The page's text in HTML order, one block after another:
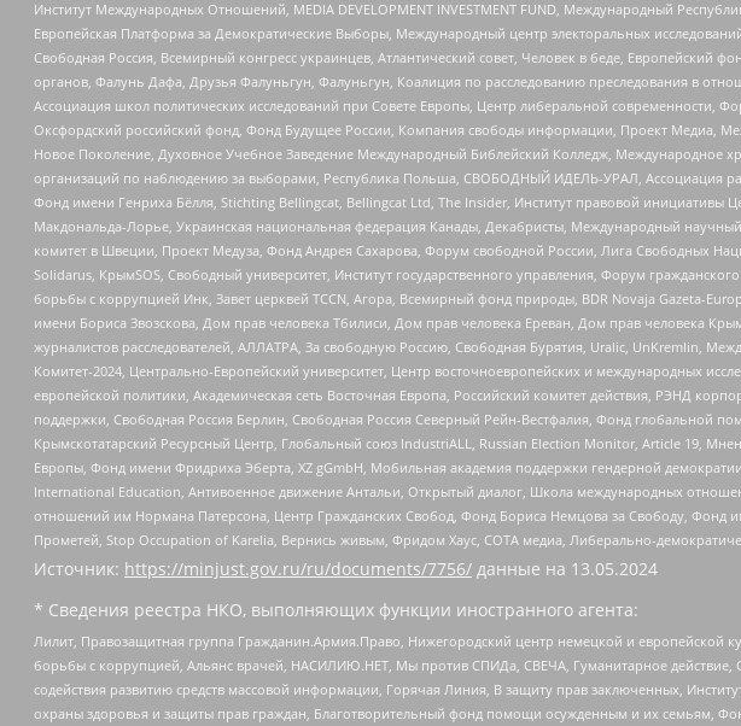
Институт Международных Отношений, MEDIA DEVELOPMENT INVESTMENT FUND, Международный
Европейская Платформа за Демократические Выборы, Международный центр электоральных
Свободная Россия, Всемирный конгресс украинцев, Атлантический совет, Человек в беде,
органов, Фалунь Дафа, Друзья Фалуньгун, Фалуньгун, Коалиция по расследованию преследования в
Ассоциация школ политических исследований при Совете Европы, Центр либеральной современности,
Оксфордский российский фонд, Фонд Будущее России, Компания свободы информации, Проект Медиа,
Новое Поколение, Духовное Учебное Заведение Международный Библейский Колледж, Международное
организаций по наблюдению за выборами, Республика Польша, СВОБОДНЫЙ ИДЕЛЬ-УРАЛ, Ассоциация
Фонд имени Генриха Бёлля, Stichting Bellingcat, Bellingcat Ltd, The Insider, Институт правовой
Макдональда-Лорье, Украинская национальная федерация Канады, Декабристы, Международный
комитет в Швеции, Проект Медуза, Фонд Андрея Сахарова, Форум свободной России, Лига Свободных
Solidarus, КрымSOS, Свободный университет, Институт государственного управления, Форум
борьбы с коррупцией Инк, Завет церквей TCCN, Агора, Всемирный фонд природы, BDR Novaja Gazeta-
имени Бориса Звозскова, Дом прав человека Тбилиси, Дом прав человека Ереван, Дом прав человека
журналистов расследователей, АЛЛАТРА, За свободную Россию, Свободная Бурятия, Uralic, UnKremlin,
Комитет-2024, Центрально-Европейский университет, Центр восточноевропейских и международных
европейской политики, Академическая сеть Восточная Европа, Российский комитет действия, РЭНД
поддержки, Свободная Россия Берлин, Свободная Россия Северный Рейн-Вестфалия, Фонд глобальной
Крымскотатарский Ресурсный Центр, Глобальный союз IndustriALL, Russian Election Monitor, Article 19,
Европы, Фонд имени Фридриха Эберта, XZ gGmbH, Мобильная академия поддержки гендерной
International Education, Антивоенное движение Антальи, Открытый диалог, Школа международных
отношений им Нормана Патерсона, Центр Гражданских Свобод, Фонд Бориса Немцова за Свободу, Фонд
Прометей, Stop Occupation of Karelia, Вернись живым, Фридом Хаус, СОТА медиа, Либерально-
Источник: https://minjust.gov.ru/ru/documents/7756/ данные на 13.05.2024
* Сведения реестра НКО, выполняющих функции иностранного агента:
Лилит, Правозащитная группа Гражданин.Армия.Право, Нижегородский центр немецкой и европейской
борьбы с коррупцией, Альянс врачей, НАСИЛИЮ.НЕТ, Мы против СПИДа, СВЕЧА, Гуманитарное действие,
содействия развитию средств массовой информации, Горячая Линия, В защиту прав заключенных,
охраны здоровья и защиты прав граждан, Благотворительный фонд помощи осужденным и их семьям,